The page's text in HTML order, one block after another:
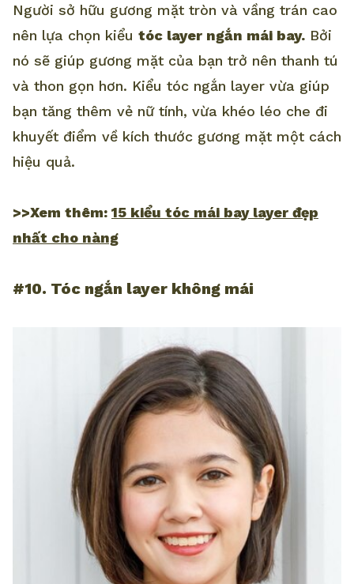
Người sở hữu gương mặt tròn và vầng trán cao
nên lựa chọn kiểu tóc layer ngắn mái bay. Bởi
nó sẽ giúp gương mặt của bạn trở nên thanh tú
và thon gọn hơn. Kiểu tóc ngắn layer vừa giúp
bạn tăng thêm vẻ nữ tính, vừa khéo léo che đi
khuyết điểm về kích thước gương mặt một cách
hiệu quả.
>>Xem thêm: 15 kiểu tóc mái bay layer đẹp
nhất cho nàng
#10. Tóc ngắn layer không mái